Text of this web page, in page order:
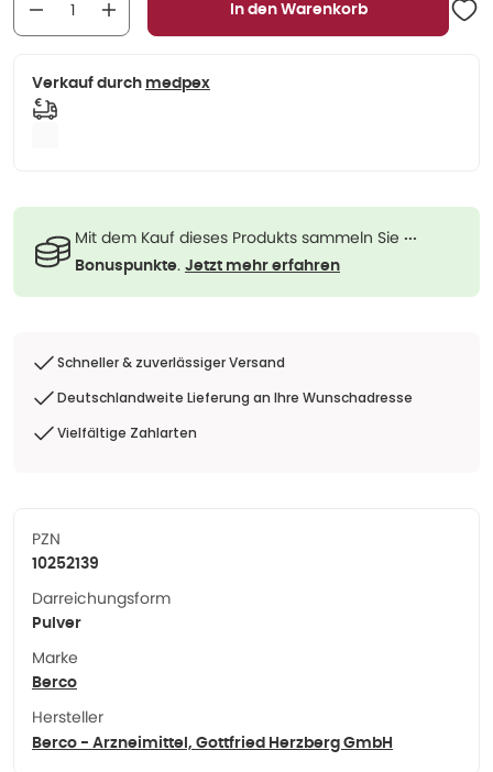
In den Warenkorb
Verkauf durch medpex
Mit dem Kauf dieses Produkts sammeln Sie ···
Bonuspunkte. Jetzt mehr erfahren
Schneller & zuverlässiger Versand
Deutschlandweite Lieferung an Ihre Wunschadresse
Vielfältige Zahlarten
PZN
10252139
Darreichungsform
Pulver
Marke
Berco
Hersteller
Berco - Arzneimittel, Gottfried Herzberg GmbH